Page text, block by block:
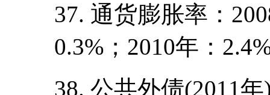
37. 通货膨胀率：
0.3%；2010年：
38. 公共外债(2011